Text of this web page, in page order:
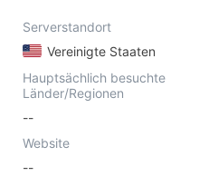
Serverstandort
Vereinigte Staaten
Hauptsächlich besuchte
Länder/Regionen
--
Website
--